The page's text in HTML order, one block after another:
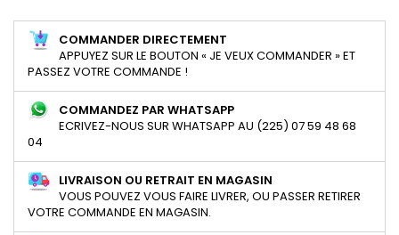
COMMANDER DIRECTEMENT
APPUYEZ SUR LE BOUTON « JE VEUX COMMANDER » ET
PASSEZ VOTRE COMMANDE !
COMMANDEZ PAR WHATSAPP
ECRIVEZ-NOUS SUR WHATSAPP AU (225) 07 59 48 68
04
LIVRAISON OU RETRAIT EN MAGASIN
VOUS POUVEZ VOUS FAIRE LIVRER, OU PASSER RETIRER
VOTRE COMMANDE EN MAGASIN.